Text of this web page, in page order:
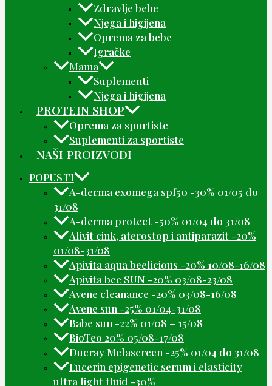
Zdravlje bebe
Njega i higijena
Oprema za bebe
Igračke
Mama
Suplementi
Njega i higijena
PROTEIN SHOP
Oprema za sportiste
Suplementi za sportiste
NAŠI PROIZVODI
POPUSTI
A-derma exomega spf50 -30% 01/05 do
31/08
A-derma protect -50% 01/04 do 31/08
Alivit cink, aterostop i antiparazit -20%
01/08-31/08
Apivita aqua beelicious -20% 10/08-16/08
Apivita bee SUN -20% 03/08-23/08
Avene cleanance -20% 03/08-16/08
Avene sun -25% 01/04-31/08
Babe sun -22% 01/08 – 15/08
BioTeo 20% 05/08-17/08
Ducray Melascreen -25% 01/04 do 31/08
Eucerin epigenetic serum i elasticity
ultra light fluid -30%